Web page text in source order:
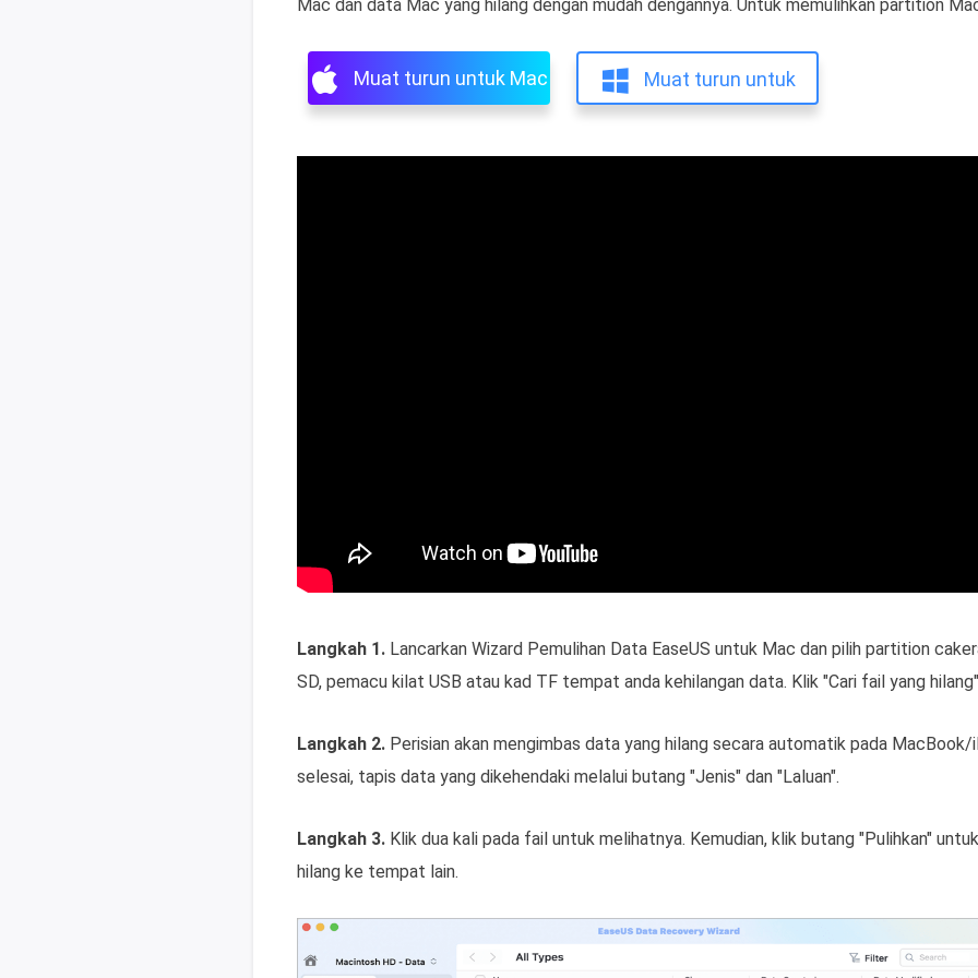
Mac dan data Mac yang hilang dengan mudah dengannya. Untuk memulihkan partition
Muat turun untuk Mac Muat turun untuk
Langkah 1. Lancarkan Wizard Pemulihan Data EaseUS untuk Mac dan pilih partition
SD, pemacu kilat USB atau kad TF tempat anda kehilangan data. Klik "Cari fail yang
Langkah 2. Perisian akan mengimbas data yang hilang secara automatik pada MacBook/
selesai, tapis data yang dikehendaki melalui butang "Jenis" dan "Laluan".
Langkah 3. Klik dua kali pada fail untuk melihatnya. Kemudian, klik butang "Pulihkan"
hilang ke tempat lain.